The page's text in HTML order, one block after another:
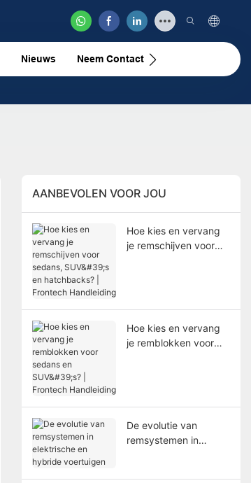
Nieuws Neem Contact Met Ons Op Video
AANBEVOLEN VOOR JOU
Hoe kies en vervang
je remschijven voor
Hoe kies en vervang
je remblokken voor
De evolutie van
remsystemen in